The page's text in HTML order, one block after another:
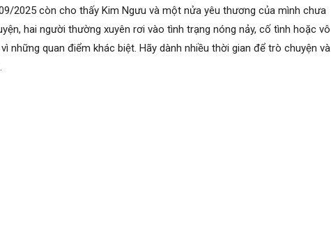
2025 còn cho thấy Kim Ngưu và một nửa yêu thương của mình chưa
hai người thường xuyên rơi vào tình trạng nóng nảy, cố tình hoặc vô
những quan điểm khác biệt. Hãy dành nhiều thời gian để trò chuyện và